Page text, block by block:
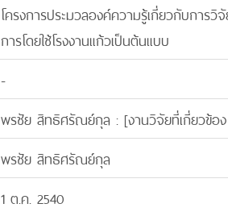
โครงการประมวลองค์ความรู้เกี่ยวกับการ
การโดยใช้โรงงานแก้วเป็นต้นแบบ
-
พรชัย สิทธิศรัณย์กุล : [งานวิจัยที่เกี่ยวข้อ
พรชัย สิทธิศรัณย์กุล
1 ต.ค. 2540